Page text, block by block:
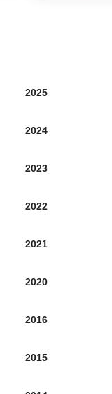
2025
2024
2023
2022
2021
2020
2016
2015